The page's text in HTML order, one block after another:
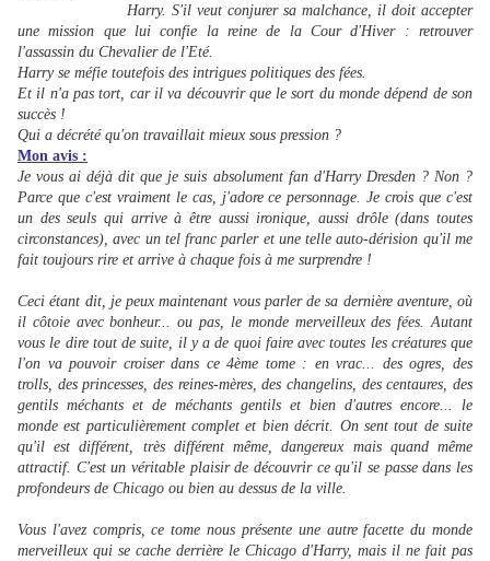
Harry. S'il veut conjurer sa malchance, il doit accepter
une mission que lui confie la reine de la Cour d'Hiver : retrouver
l'assassin du Chevalier de l'Eté.
Harry se méfie toutefois des intrigues politiques des fées.
Et il n'a pas tort, car il va découvrir que le sort du monde dépend de son
succès !
Qui a décrété qu'on travaillait mieux sous pression ?
Mon avis :
Je vous ai déjà dit que je suis absolument fan d'Harry Dresden ? Non ?
Parce que c'est vraiment le cas, j'adore ce personnage. Je crois que c'est
un des seuls qui arrive à être aussi ironique, aussi drôle (dans toutes
circonstances), avec un tel franc parler et une telle auto-dérision qu'il me
fait toujours rire et arrive à chaque fois à me surprendre !
Ceci étant dit, je peux maintenant vous parler de sa dernière aventure, où
il côtoie avec bonheur... ou pas, le monde merveilleux des fées. Autant
vous le dire tout de suite, il y a de quoi faire avec toutes les créatures que
l'on va pouvoir croiser dans ce 4ème tome : en vrac... des ogres, des
trolls, des princesses, des reines-mères, des changelins, des centaures, des
gentils méchants et de méchants gentils et bien d'autres encore... le
monde est particulièrement complet et bien décrit. On sent tout de suite
qu'il est différent, très différent même, dangereux mais quand même
attractif. C'est un véritable plaisir de découvrir ce qu'il se passe dans les
profondeurs de Chicago ou bien au dessus de la ville.
Vous l'avez compris, ce tome nous présente une autre facette du monde
merveilleux qui se cache derrière le Chicago d'Harry, mais il ne fait pas